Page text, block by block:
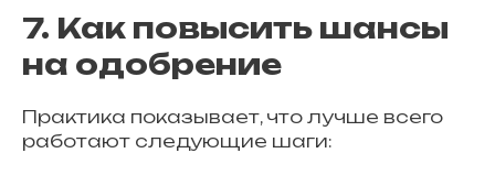
7. Как повысить шансы
на одобрение
Практика показывает, что лучше всего
работают следующие шаги: